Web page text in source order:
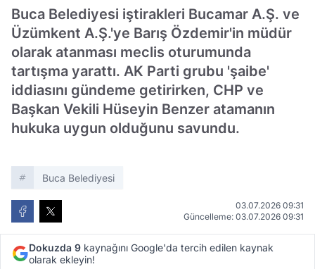
Buca Belediyesi iştirakleri Bucamar A.Ş. ve
Üzümkent A.Ş.'ye Barış Özdemir'in müdür
olarak atanması meclis oturumunda
tartışma yarattı. AK Parti grubu 'şaibe'
iddiasını gündeme getirirken, CHP ve
Başkan Vekili Hüseyin Benzer atamanın
hukuka uygun olduğunu savundu.
Buca Belediyesi
03.07.2026 09:31
Güncelleme: 03.07.2026 09:31
Dokuzda 9 kaynağını Google'da tercih edilen kaynak
olarak ekleyin!